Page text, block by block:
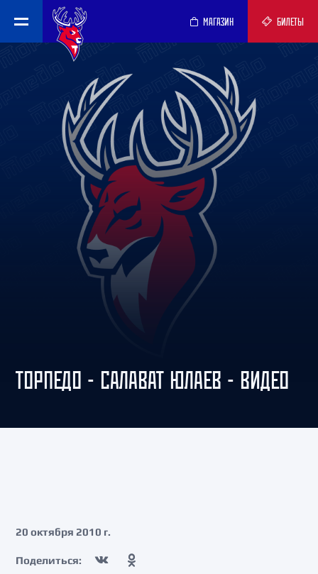
МАГАЗИН БИЛЕТЫ
ТОРПЕДО - САЛАВАТ ЮЛАЕВ - ВИДЕО
20 октября 2010 г.
Поделиться: